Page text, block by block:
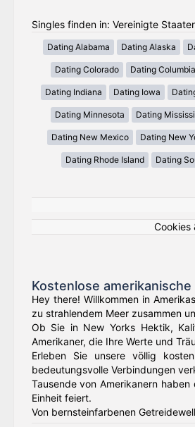
Singles finden in: Vereinigte
Dating Alabama Dating Alaska
Dating Colorado Dating Columbia
Dating Indiana Dating Iowa
Dating Minnesota Dating
Dating New Mexico Dating New
Dating Rhode Island Dating
Cookies
Kostenlose
Hey there! Willkommen in
zu strahlendem Meer zusammen
Ob Sie in New Yorks Hektik,
Amerikaner, die Ihre Werte und
Erleben Sie unsere völlig
bedeutungsvolle Verbindungen
Tausende von Amerikanern
Einheit feiert.
Von bernsteinfarbenen